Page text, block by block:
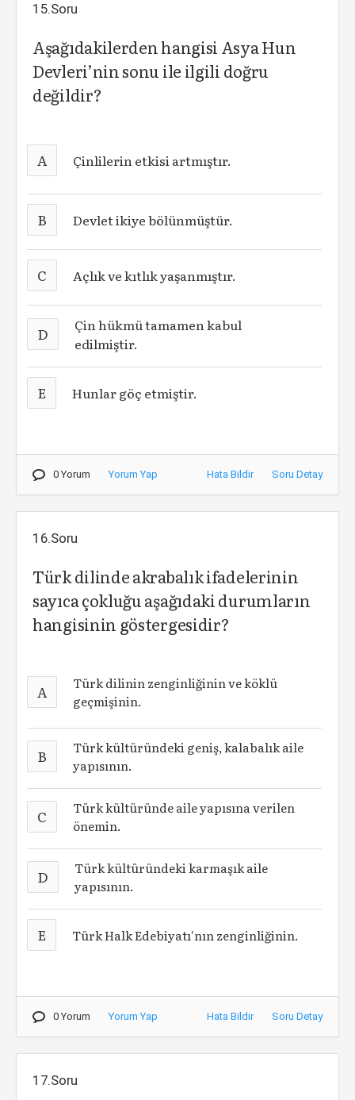
15.Soru
Aşağıdakilerden hangisi Asya Hun
Devleri’nin sonu ile ilgili doğru
değildir?
A Çinlilerin etkisi artmıştır.
B Devlet ikiye bölünmüştür.
C Açlık ve kıtlık yaşanmıştır.
D
Çin hükmü tamamen kabul
edilmiştir.
E Hunlar göç etmiştir.
0 Yorum Yorum Yap Hata Bildir Soru Detay
16.Soru
Türk dilinde akrabalık ifadelerinin
sayıca çokluğu aşağıdaki durumların
hangisinin göstergesidir?
A
Türk dilinin zenginliğinin ve köklü
geçmişinin.
B
Türk kültüründeki geniş, kalabalık aile
yapısının.
C
Türk kültüründe aile yapısına verilen
önemin.
D
Türk kültüründeki karmaşık aile
yapısının.
E Türk Halk Edebiyatı'nın zenginliğinin.
0 Yorum Yorum Yap Hata Bildir Soru Detay
17.Soru